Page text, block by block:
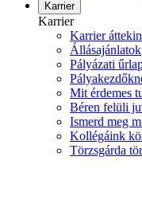
Karrier
Karrier
Karrier
Állásajánlatok
Pályázati
Mit érdemes
Béren felüli
Ismerd meg
Kollégáink
Törzsgárda